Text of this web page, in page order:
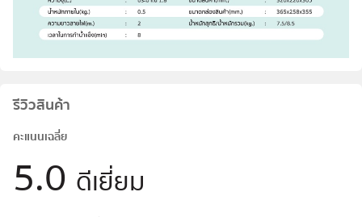
รีวิวสินค้า
คะแนนเฉลี่ย
5.0 ดีเยี่ยม